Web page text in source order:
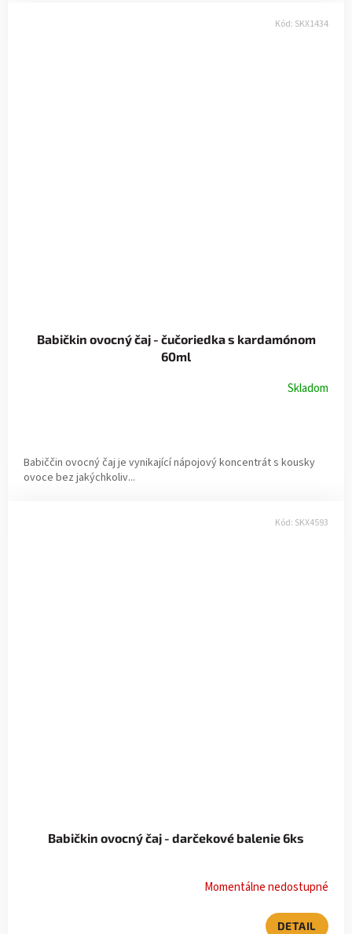
Babičkin ovocný čaj - čučoriedka s kardamónom
60ml
Skladom
Babiččin ovocný čaj je vynikající nápojový koncentrát s kousky
ovoce bez jakýchkoliv...
Kód: SKX1434
Babičkin ovocný čaj - darčekové balenie 6ks
Momentálne nedostupné
DETAIL
Kód: SKX4593